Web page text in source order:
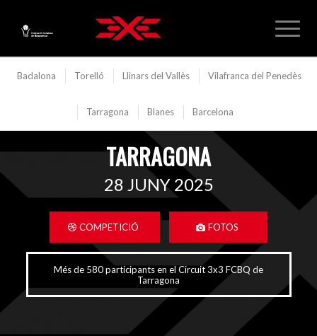
Badalona Torelló Llinars del Vallès Vilafranca del Penedès
Tarragona Blanes Barcelona
TARRAGONA
28 JUNY 2025
COMPETICIÓ FOTOS
Més de 580 participants en el Circuit 3x3 FCBQ de
Tarragona